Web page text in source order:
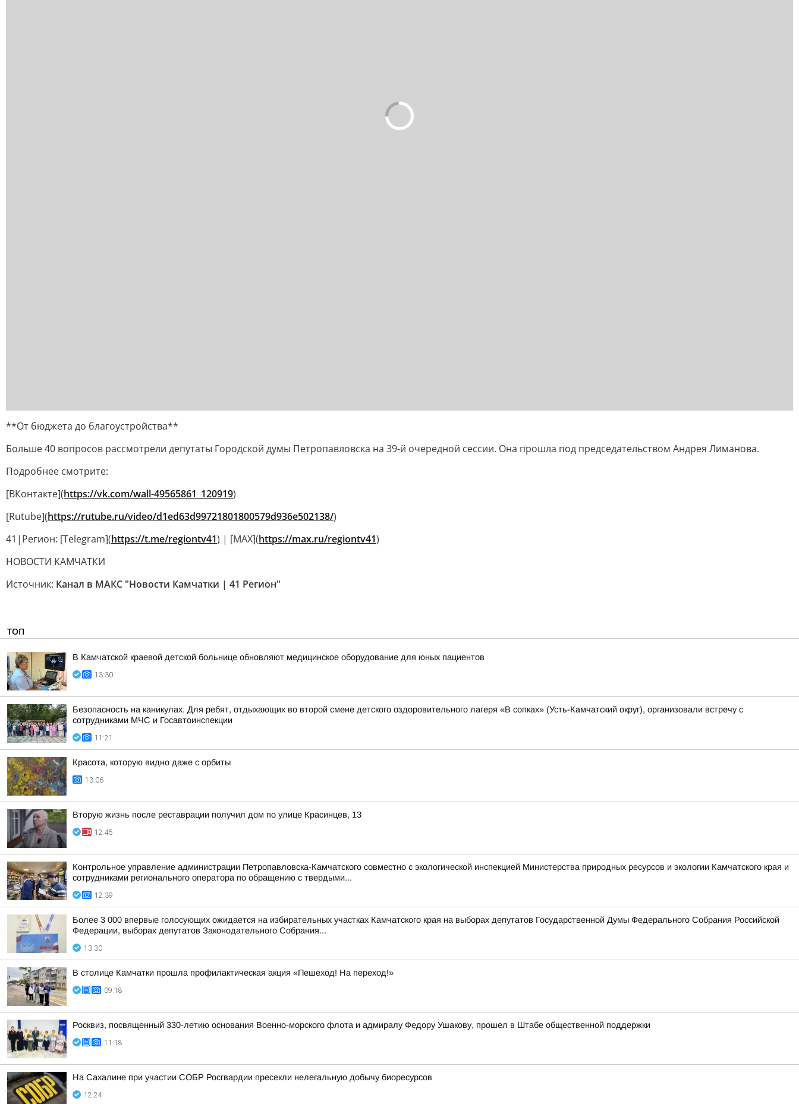
**От бюджета до благоустройства**
Больше 40 вопросов рассмотрели депутаты Городской думы Петропавловска на 39-й очередной сессии. Она прошла под председательством Андрея Лиманова.
Подробнее смотрите:
[ВКонтакте](https://vk.com/wall-49565861_120919)
[Rutube](https://rutube.ru/video/d1ed63d99721801800579d936e502138/)
41|Регион: [Telegram](https://t.me/regiontv41) | [MAX](https://max.ru/regiontv41)
НОВОСТИ КАМЧАТКИ
Источник: Канал в МАКС "Новости Камчатки | 41 Регион"
ТОП
В Камчатской краевой детской больнице обновляют медицинское оборудование для юных пациентов
13:30
Безопасность на каникулах. Для ребят, отдыхающих во второй смене детского оздоровительного лагеря «В сопках» (Усть-Камчатский округ), организовали встречу с
сотрудниками МЧС и Госавтоинспекции
11:21
Красота, которую видно даже с орбиты
13:06
Вторую жизнь после реставрации получил дом по улице Красинцев, 13
12:45
Контрольное управление администрации Петропавловска-Камчатского совместно с экологической инспекцией Министерства природных ресурсов и экологии Камчатского края и
сотрудниками регионального оператора по обращению с твердыми...
12:39
Более 3 000 впервые голосующих ожидается на избирательных участках Камчатского края на выборах депутатов Государственной Думы Федерального Собрания Российской
Федерации, выборах депутатов Законодательного Собрания...
13:30
В столице Камчатки прошла профилактическая акция «Пешеход! На переход!»
09:18
Росквиз, посвященный 330-летию основания Военно-морского флота и адмиралу Федору Ушакову, прошел в Штабе общественной поддержки
11:18
На Сахалине при участии СОБР Росгвардии пресекли нелегальную добычу биоресурсов
12:24